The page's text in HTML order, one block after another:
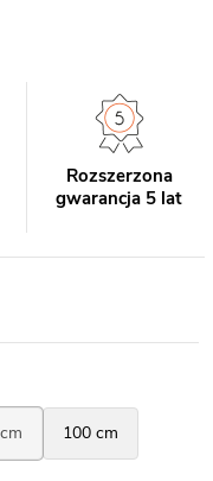
Rozszerzona
gwarancja 5 lat